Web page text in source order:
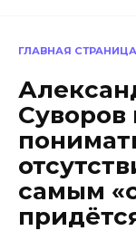
ГЛАВНАЯ СТРАНИЦА
Суворов
самым